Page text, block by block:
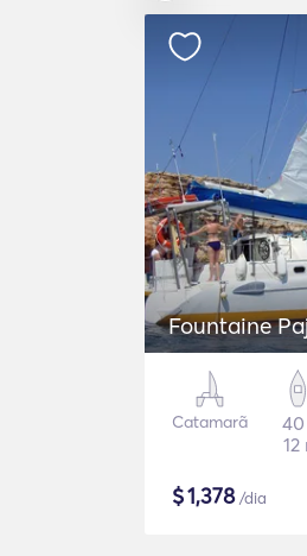
Fountaine
Catamarã
12
$1,378/dia